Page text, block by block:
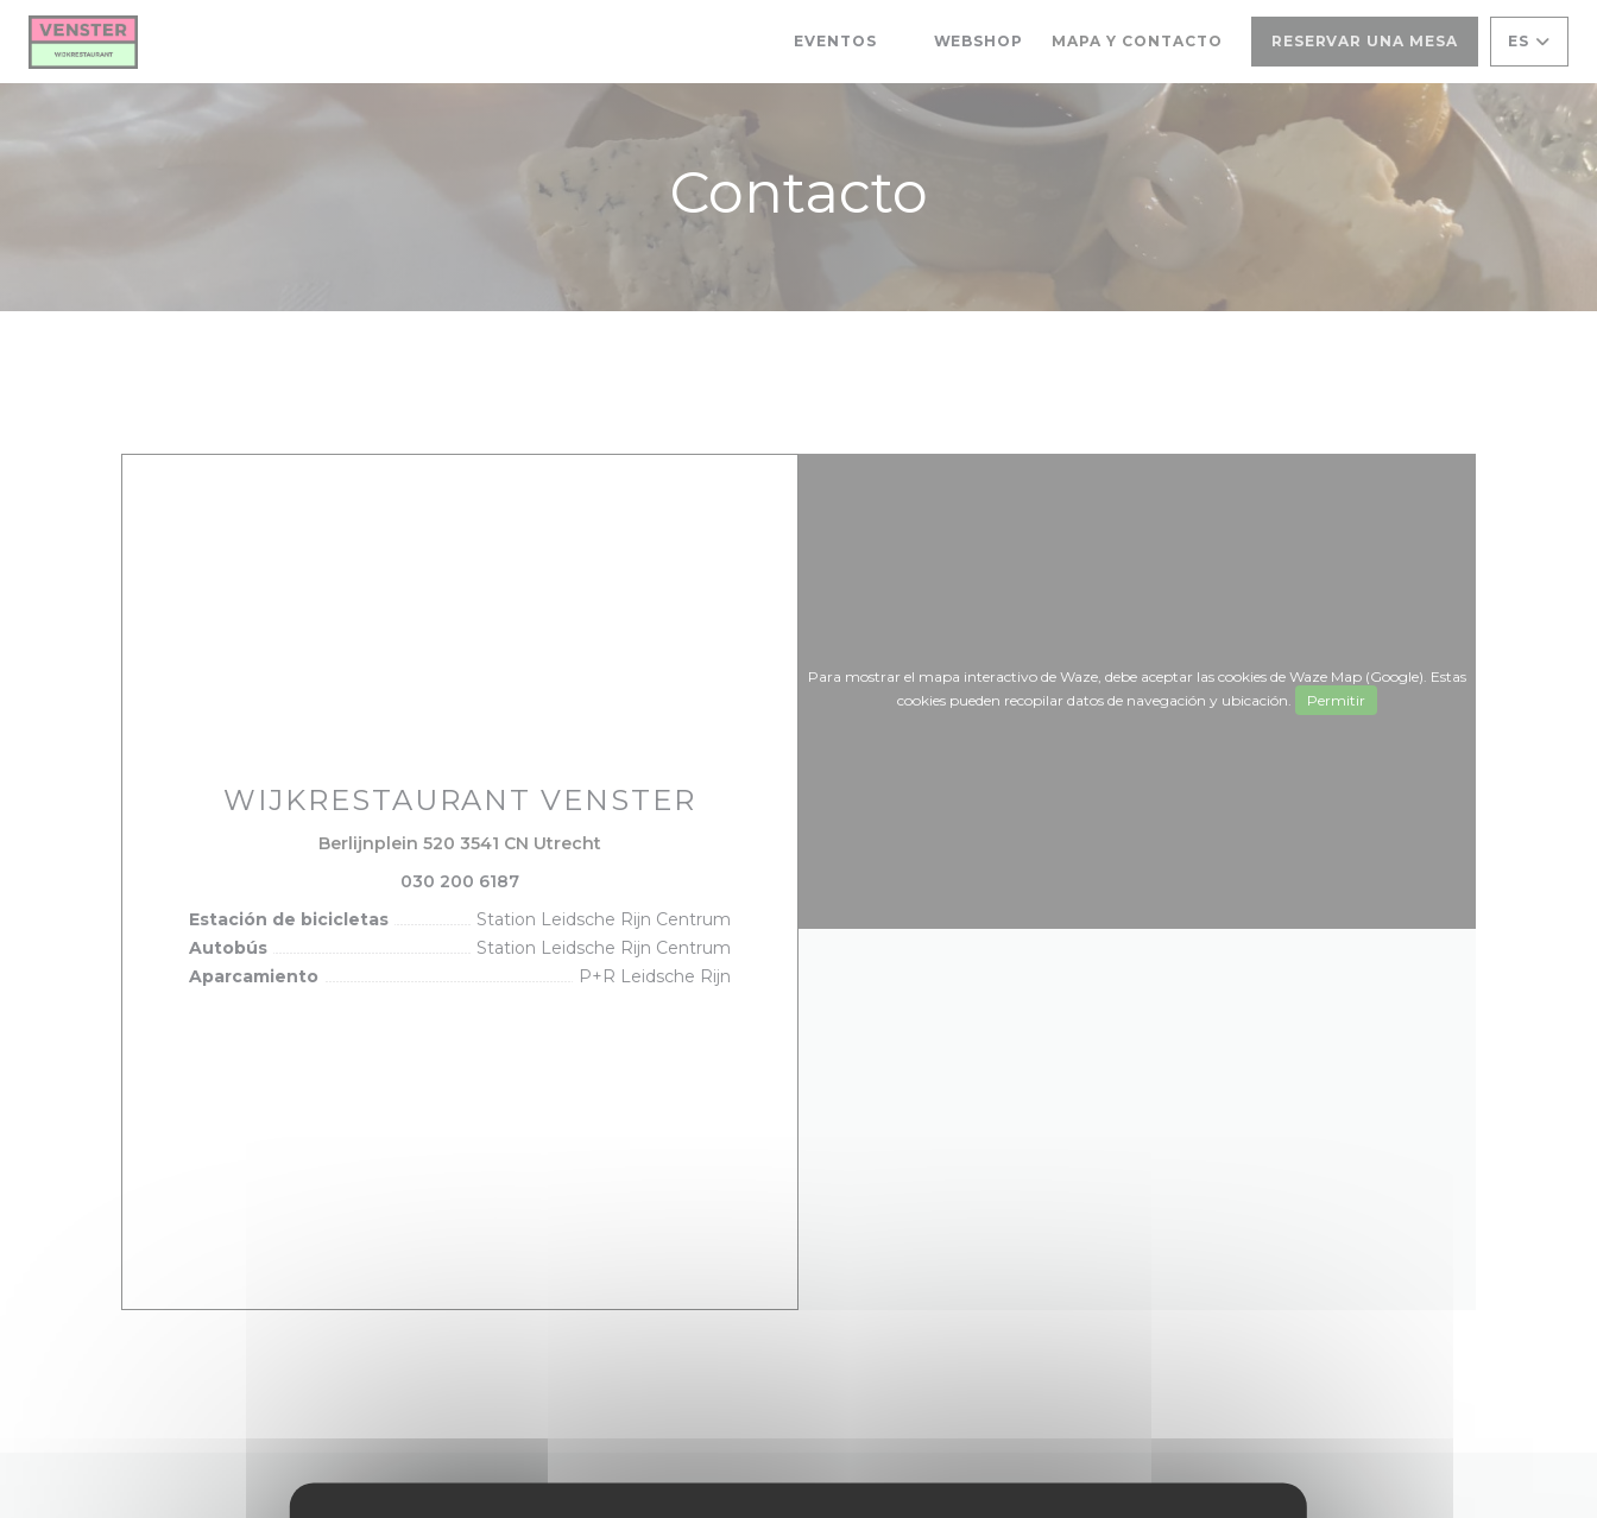
Personalización de sus opciones de cookies
EVENTOS WEBSHOP ((ABRE EN UNA NUEVA VENTANA))
MAPA Y CONTACTO RESERVAR UNA MESA ES
Contacto
WIJKRESTAURANT VENSTER
Berlijnplein 520 3541 CN Utrecht
030 200 6187
Estación de bicicletas
Station Leidsche Rijn Centrum
Autobús
Station Leidsche Rijn Centrum
Aparcamiento
P+R Leidsche Rijn
Para mostrar el mapa interactivo de Waze, debe aceptar las cookies de Waze Map (Google). Estas
cookies pueden recopilar datos de navegación y ubicación.
Permitir